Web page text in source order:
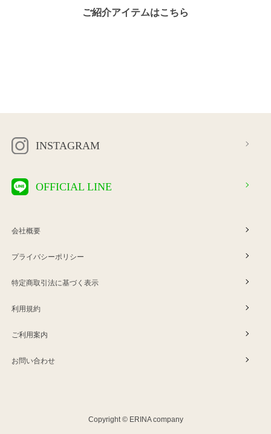
ご紹介アイテムはこちら
INSTAGRAM
OFFICIAL LINE
会社概要
プライバシーポリシー
特定商取引法に基づく表示
利用規約
ご利用案内
お問い合わせ
Copyright © ERINA company